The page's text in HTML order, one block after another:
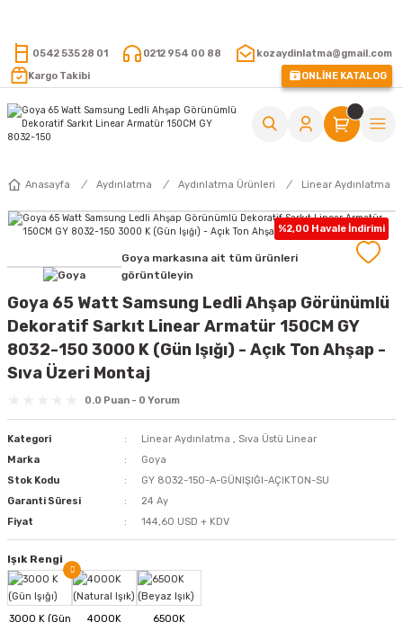
0542 535 28 01 0212 954 00 88
kozaydinlatma@gmail.com
Kargo Takibi
ONLİNE KATALOG
Anasayfa Aydınlatma Aydınlatma Ürünleri Linear Aydınlatma
%2,00 Havale İndirimi
Goya markasına ait tüm ürünleri
görüntüleyin
Goya 65 Watt Samsung Ledli Ahşap Görünümlü
Dekoratif Sarkıt Linear Armatür 150CM GY
8032-150 3000 K (Gün Işığı) - Açık Ton Ahşap -
Sıva Üzeri Montaj
0.0 Puan - 0 Yorum
Kategori Linear Aydınlatma , Sıva Üstü Linear
Marka
Goya
Stok Kodu
GY 8032-150-A-GÜNIŞIĞI-AÇIKTON-SU
Garanti Süresi
24 Ay
Fiyat
144,60 USD + KDV
Işık Rengi